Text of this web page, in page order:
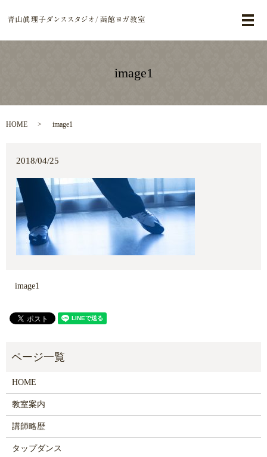
メ
image1
HOME image1
2018/04/25
image1
HOME
教室案内
講師略歴
タップダンス